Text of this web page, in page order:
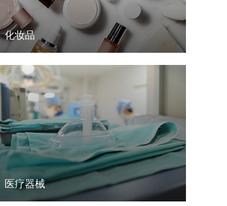
化妆品
LEARN MORE
医疗器械
LEARN MORE